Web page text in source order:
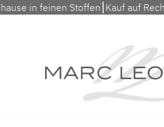
in feinen Stoffen⎮Kauf auf